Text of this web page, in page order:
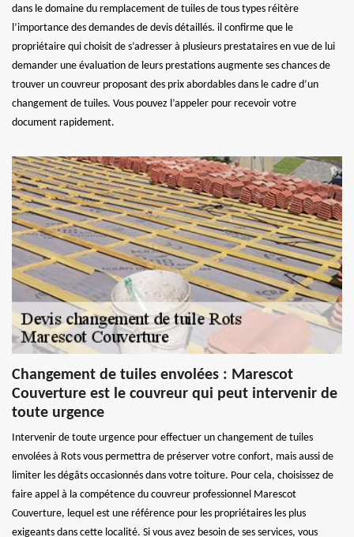
dans le domaine du remplacement de tuiles de tous types réitère
l’importance des demandes de devis détaillés. il confirme que le
propriétaire qui choisit de s’adresser à plusieurs prestataires en vue de lui
demander une évaluation de leurs prestations augmente ses chances de
trouver un couvreur proposant des prix abordables dans le cadre d’un
changement de tuiles. Vous pouvez l’appeler pour recevoir votre
document rapidement.
Changement de tuiles envolées : Marescot
Couverture est le couvreur qui peut intervenir de
toute urgence
Intervenir de toute urgence pour effectuer un changement de tuiles
envolées à Rots vous permettra de préserver votre confort, mais aussi de
limiter les dégâts occasionnés dans votre toiture. Pour cela, choisissez de
faire appel à la compétence du couvreur professionnel Marescot
Couverture, lequel est une référence pour les propriétaires les plus
exigeants dans cette localité. Si vous avez besoin de ses services, vous